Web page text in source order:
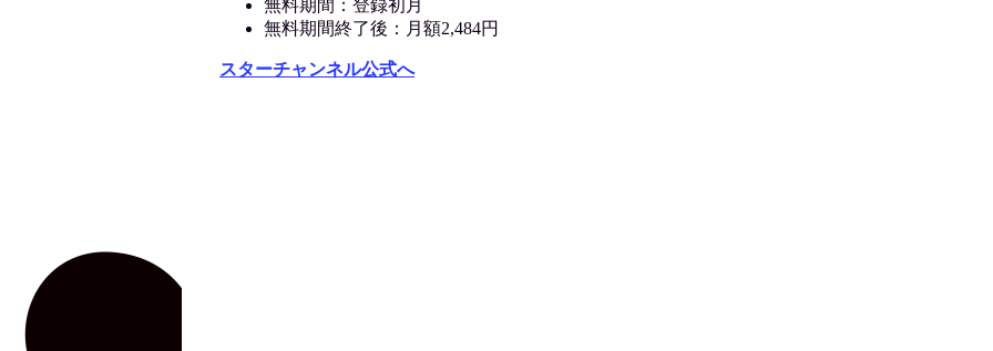
無料期間：登録初月
無料期間終了後：月額2,484円
スターチャンネル公式へ